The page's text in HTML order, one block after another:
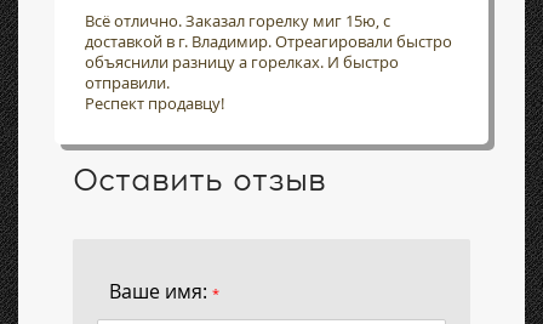
Всё отлично. Заказал горелку миг 15ю, с
доставкой в г. Владимир. Отреагировали быстро
объяснили разницу а горелках. И быстро
отправили.
Респект продавцу!
Оставить отзыв
Ваше имя: *